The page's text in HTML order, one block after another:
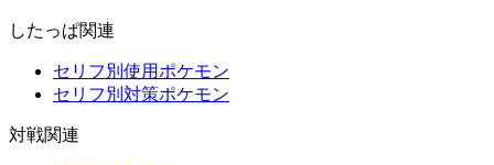
したっぱ関連
セリフ別使用ポケモン
セリフ別対策ポケモン
対戦関連